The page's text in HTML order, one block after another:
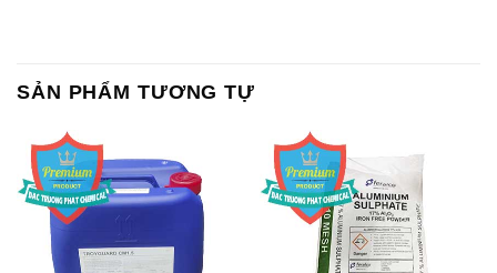
Chất Bảo Quản CMIT Thái
Lan Thailand
Phèn Nhôm – Al2(SO4)3 17%
Ấn Độ India